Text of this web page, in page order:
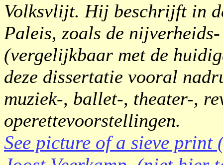
Volksvlijt. Hij beschrijft in
Paleis, zoals de
(vergelijkbaar met de
deze dissertatie vooral
muziek-, ballet-, theater-,
operettevoorstellingen.
See picture of a sieve print